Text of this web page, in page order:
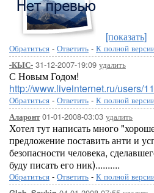
[показать]
Обратиться - Ответить - К полной
-КЫС- 31-12-2007-19:09 удалить
С Новым Годом!
http://www.liveinternet.ru/users/
Обратиться - Ответить - К полной
Аларонт01-01-2008-03:03 удалить
Хотел тут написать много
предложение поставить анти и
безопасности человека,
буду писать его ник)..........
Обратиться - Ответить - К полной